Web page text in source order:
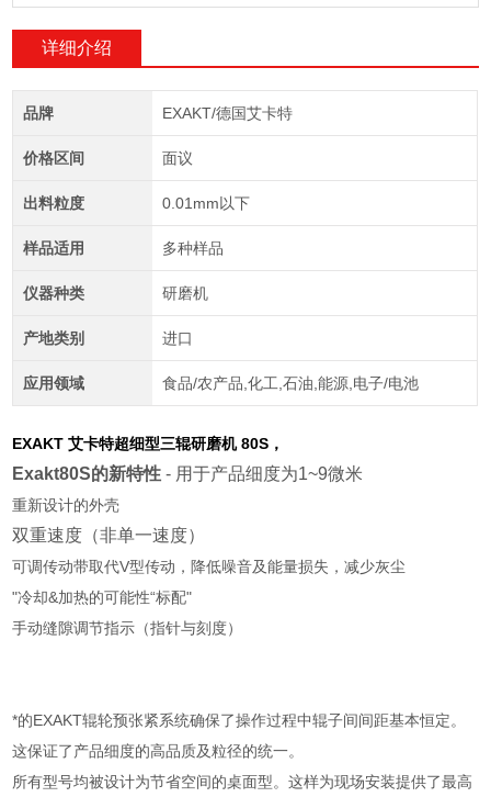
详细介绍
品牌 EXAKT/德国艾卡特
价格区间 面议
出料粒度 0.01mm以下
样品适用 多种样品
仪器种类 研磨机
产地类别 进口
应用领域 食品/农产品,化工,石油,能源,电子/电池
EXAKT 艾卡特超细型三辊研磨机80S，
Exakt80S的新特性- 用于产品细度为1~9微米
重新设计的外壳
双重速度（非单一速度）
可调传动带取代V型传动，降低噪音及能量损失，减少灰尘
"冷却&加热的可能性“标配"
手动缝隙调节指示（指针与刻度）
*的EXAKT辊轮预张紧系统确保了操作过程中辊子间间距基本恒定。
这保证了产品细度的高品质及粒径的统一。
所有型号均被设计为节省空间的桌面型。这样为现场安装提供了最高